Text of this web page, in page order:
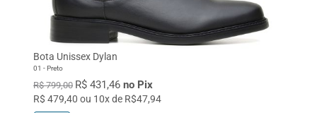
Bota Unissex Dylan
01 - Preto
R$ 799,00 R$ 431,46 no Pix
R$ 479,40 ou 10x de R$47,94